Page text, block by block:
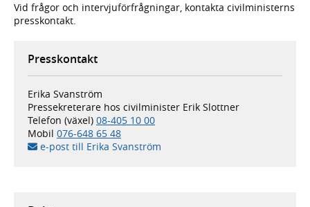
Vid frågor och intervjuförfrågningar, kontakta civilministerns
presskontakt.
Presskontakt
Erika Svanström
Pressekreterare hos civilminister Erik Slottner
Telefon (växel) 08-405 10 00
Mobil 076-648 65 48
e-post till Erika Svanström